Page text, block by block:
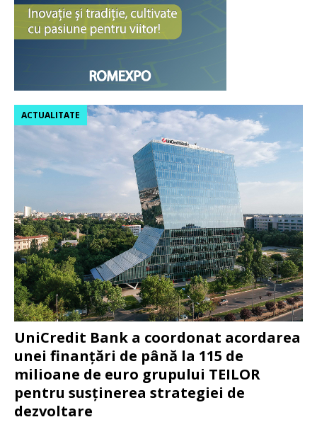
UniCredit Bank a coordonat acordarea
unei finanțări de până la 115 de
milioane de euro grupului TEILOR
pentru susținerea strategiei de
dezvoltare
ACTUALITATE